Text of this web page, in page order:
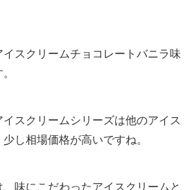
イスクリームチョコレートバニラ味
イスクリームシリーズは他のアイス
し相場価格が高いですね。
味にこだわったアイスクリームと